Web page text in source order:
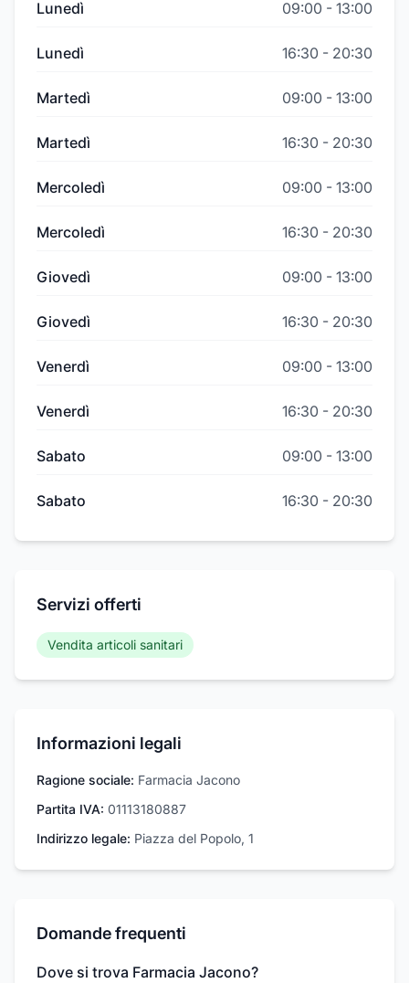
Lunedì 09:00 - 13:00
Lunedì 16:30 - 20:30
Martedì 09:00 - 13:00
Martedì 16:30 - 20:30
Mercoledì 09:00 - 13:00
Mercoledì 16:30 - 20:30
Giovedì 09:00 - 13:00
Giovedì 16:30 - 20:30
Venerdì 09:00 - 13:00
Venerdì 16:30 - 20:30
Sabato 09:00 - 13:00
Sabato 16:30 - 20:30
Servizi offerti
Vendita articoli sanitari
Informazioni legali
Ragione sociale: Farmacia Jacono
Partita IVA: 01113180887
Indirizzo legale: Piazza del Popolo, 1
Domande frequenti
Dove si trova Farmacia Jacono?